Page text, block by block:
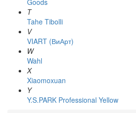
Goods
T
Tahe Tibolli
V
VIART (ВиАрт)
W
Wahl
X
Xiaomoxuan
Y
Y.S.PARK Professional Yellow